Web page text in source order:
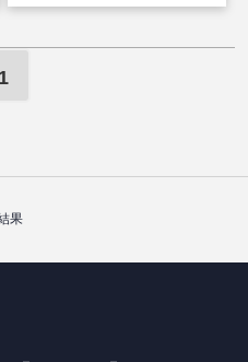
1
果